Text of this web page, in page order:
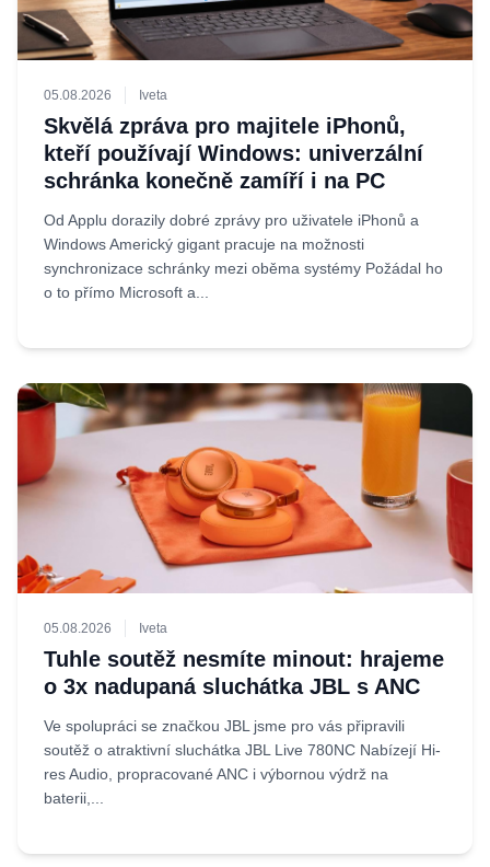
05.08.2026 Iveta
Skvělá zpráva pro majitele iPhonů,
kteří používají Windows: univerzální
schránka konečně zamíří i na PC
Od Applu dorazily dobré zprávy pro uživatele iPhonů a
Windows Americký gigant pracuje na možnosti
synchronizace schránky mezi oběma systémy Požádal ho
o to přímo Microsoft a...
05.08.2026 Iveta
Tuhle soutěž nesmíte minout: hrajeme
o 3x nadupaná sluchátka JBL s ANC
Ve spolupráci se značkou JBL jsme pro vás připravili
soutěž o atraktivní sluchátka JBL Live 780NC Nabízejí Hi-
res Audio, propracované ANC i výbornou výdrž na
baterii,...